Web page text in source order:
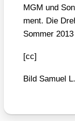
MGM und
ment. Die
Som­mer
[cc]
Bild Samu­el